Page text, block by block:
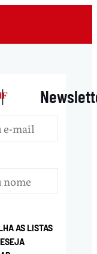
|
AS LISTAS